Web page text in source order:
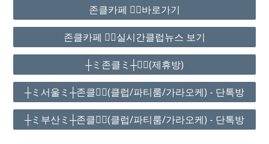
존클카페 ❤️‍🔥바로가기
존클카페 ❤️‍🔥실시간클럽뉴스 보기
┼ミ존클ミ┼❤️‍🔥(제휴방)
┼ミ서울ミ┼존클❤️‍🔥(클럽/파티룸/가라오케) - 단톡방
┼ミ부산ミ┼존클❤️‍🔥(클럽/파티룸/가라오케) - 단톡방